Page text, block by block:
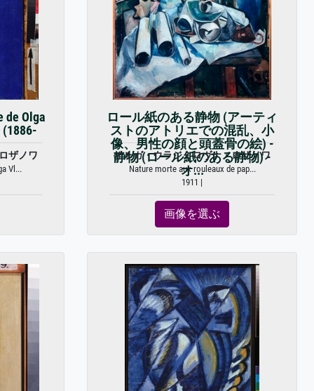
de Olga
(1886-
ザノワ
Vl...
ロール紙のある静物 (アーティ
ストのアトリエでの混乱、小
像、男性の顔と頭蓋骨の絵) -
静物 (ロール紙のある静物) -
オ...
オルガ・ウラジミロヴナ・ロザノワ
Nature morte aux rouleaux de pap...
1911 |
画像を選ぶ